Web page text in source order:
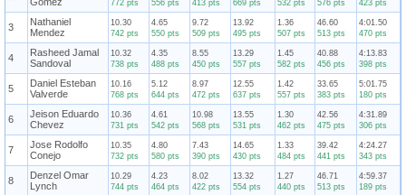
772 pts
556 pts
413 pts
669 pts
532 pts
576 pts
423 pts
3
Nathaniel
Mendez
10.30
742 pts
4.65
550 pts
9.72
509 pts
13.92
495 pts
1.36
507 pts
46.60
513 pts
4:01.50
470 pts
4
Rasheed Jamal
Sandoval
10.32
738 pts
4.35
488 pts
8.55
450 pts
13.29
557 pts
1.45
582 pts
40.88
456 pts
4:13.83
398 pts
5
Daniel Esteban
Valverde
10.16
768 pts
5.12
644 pts
8.97
472 pts
12.55
637 pts
1.42
557 pts
33.65
383 pts
5:01.75
180 pts
6
Jeison Eduardo
Chevez
10.36
731 pts
4.61
542 pts
10.98
568 pts
13.55
531 pts
1.30
462 pts
42.56
475 pts
4:31.89
306 pts
7
Jose Rodolfo
Conejo
10.35
732 pts
4.80
580 pts
7.43
390 pts
14.65
430 pts
1.33
484 pts
39.42
441 pts
4:24.27
343 pts
8
Denzel Omar
Lynch
10.29
744 pts
4.23
464 pts
8.02
422 pts
13.32
554 pts
1.27
440 pts
46.71
513 pts
4:59.37
189 pts